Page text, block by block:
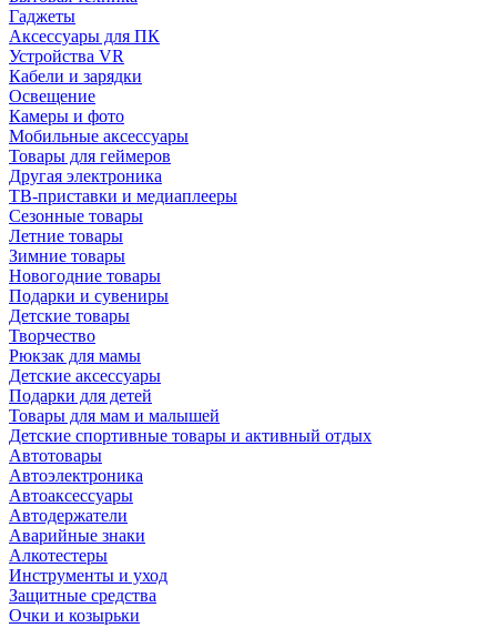
Гаджеты
Аксессуары для ПК
Устройства VR
Кабели и зарядки
Освещение
Камеры и фото
Мобильные аксессуары
Товары для геймеров
Другая электроника
ТВ-приставки и медиаплееры
Сезонные товары
Летние товары
Зимние товары
Новогодние товары
Подарки и сувениры
Детские товары
Творчество
Рюкзак для мамы
Детские аксессуары
Подарки для детей
Товары для мам и малышей
Детские спортивные товары и активный отдых
Автотовары
Автоэлектроника
Автоаксессуары
Автодержатели
Аварийные знаки
Алкотестеры
Инструменты и уход
Защитные средства
Очки и козырьки